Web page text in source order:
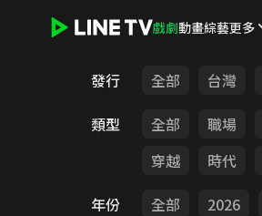
戲劇動畫綜藝更多
發行 全部 台灣
類型
全部 職場
穿越
時代
年份
全部 2026